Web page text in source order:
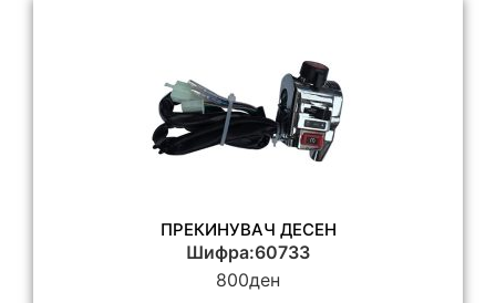
ПРЕКИНУВАЧ ДЕСЕН
Шифра:60733
800ден